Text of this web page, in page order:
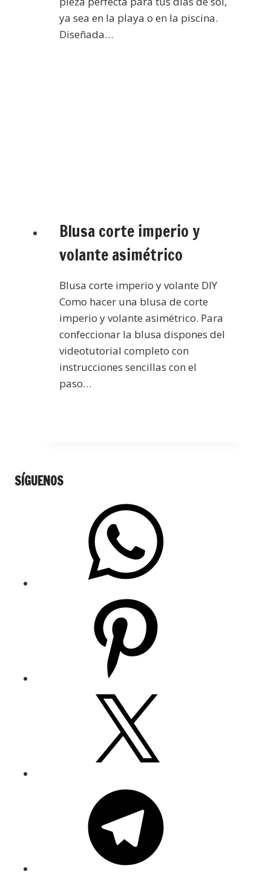
ya sea en la playa o en la piscina.
Diseñada…
Blusa corte imperio y
volante asimétrico
Blusa corte imperio y volante DIY
Como hacer una blusa de corte
imperio y volante asimétrico. Para
confeccionar la blusa dispones del
videotutorial completo con
instrucciones sencillas con el
paso…
SÍGUENOS